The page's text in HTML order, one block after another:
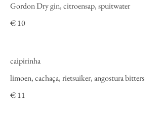
Gordon Dry gin, citroensap, spuitwater
€ 10
caipirinha
limoen, cachaça, rietsuiker, angostura bitters
€ 11